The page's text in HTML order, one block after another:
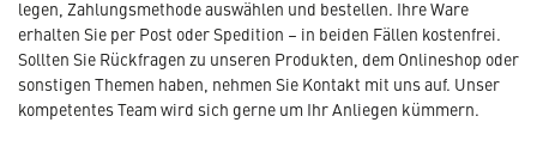
legen, Zahlungsmethode auswählen und bestellen. Ihre Ware
erhalten Sie per Post oder Spedition – in beiden Fällen kostenfrei.
Sollten Sie Rückfragen zu unseren Produkten, dem Onlineshop oder
sonstigen Themen haben, nehmen Sie Kontakt mit uns auf. Unser
kompetentes Team wird sich gerne um Ihr Anliegen kümmern.